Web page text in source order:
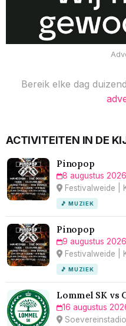
Bereik elke dag
ACTIVITEITEN IN DE
Pinopop
8 augustus
Festivalweide |
🎵 MUZIEK
Pinopop
9 augustus
Festivalweide |
🎵 MUZIEK
Lommel SK vs
16 augustus